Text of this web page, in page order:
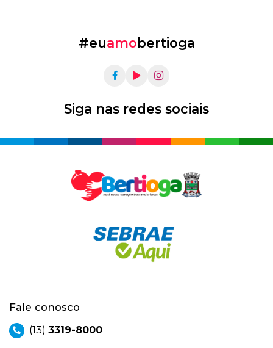
#euamobertioga
Siga nas redes sociais
Fale conosco
(13) 3319-8000